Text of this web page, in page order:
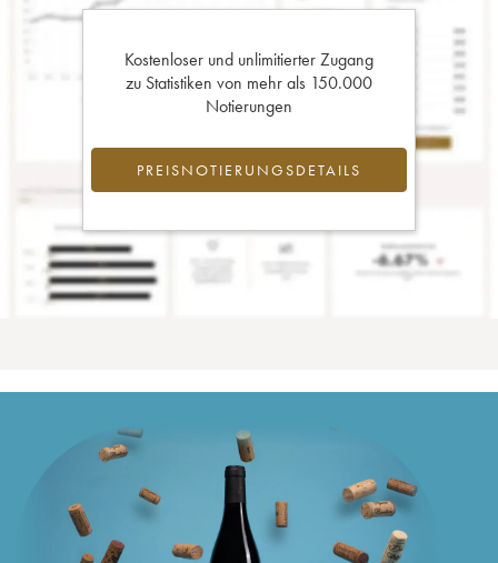
Kostenloser und unlimitierter Zugang
zu Statistiken von mehr als 150.000
Notierungen
PREISNOTIERUNGSDETAILS